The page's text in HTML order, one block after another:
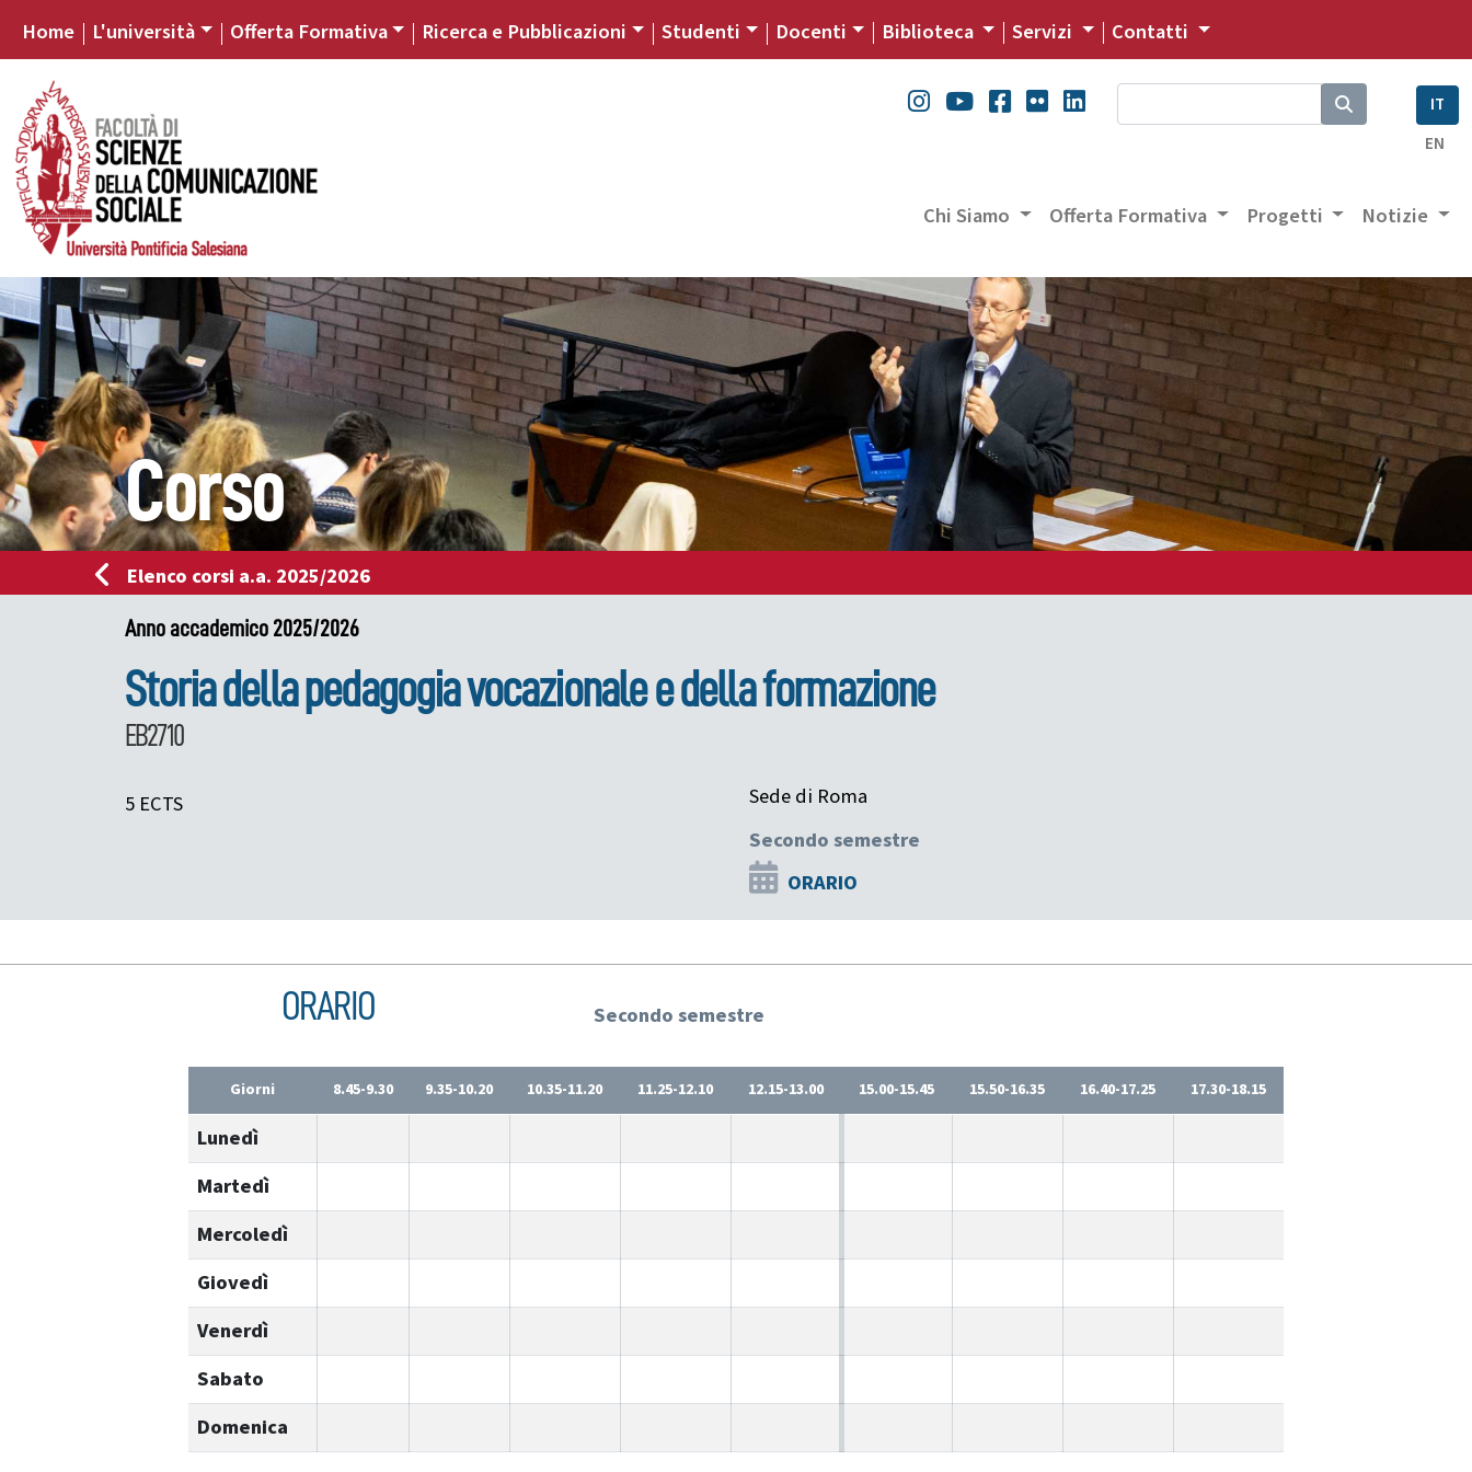
Home L'università Offerta Formativa Ricerca e Pubblicazioni Studenti Docenti Biblioteca Servizi Contatti
IT
EN
Chi Siamo Offerta Formativa Progetti Notizie
Corso
Elenco corsi a.a. 2025/2026
Anno accademico 2025/2026
Storia della pedagogia vocazionale e della formazione
EB2710
5 ECTS
Sede di Roma
Secondo semestre
ORARIO
ORARIO Secondo semestre
Giorni 8.45-9.30 9.35-10.20 10.35-11.20 11.25-12.10 12.15-13.00 15.00-15.45 15.50-16.35 16.40-17.25 17.30-18.15
Lunedì
Martedì
Mercoledì
Giovedì
Venerdì
Sabato
Domenica